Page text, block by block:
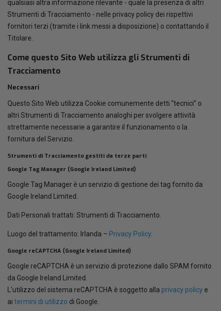
qualsiasi altra informazione rilevante - quale la presenza di altri
Strumenti di Tracciamento - nelle privacy policy dei rispettivi
fornitori terzi (tramite i link messi a disposizione) o contattando il
Titolare.
Come questo Sito Web utilizza gli Strumenti di
Tracciamento
Necessari
Questo Sito Web utilizza Cookie comunemente detti “tecnici” o
altri Strumenti di Tracciamento analoghi per svolgere attività
strettamente necessarie a garantire il funzionamento o la
fornitura del Servizio.
Strumenti di Tracciamento gestiti da terze parti
Google Tag Manager (Google Ireland Limited)
Google Tag Manager è un servizio di gestione dei tag fornito da
Google Ireland Limited.
Dati Personali trattati: Strumenti di Tracciamento.
Luogo del trattamento: Irlanda – Privacy Policy.
Google reCAPTCHA (Google Ireland Limited)
Google reCAPTCHA è un servizio di protezione dallo SPAM fornito
da Google Ireland Limited.
L'utilizzo del sistema reCAPTCHA è soggetto alla privacy policy e
ai termini di utilizzo di Google.